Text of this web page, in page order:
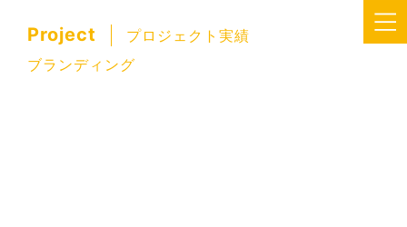
Project
プロジェクト実績
ブランディング